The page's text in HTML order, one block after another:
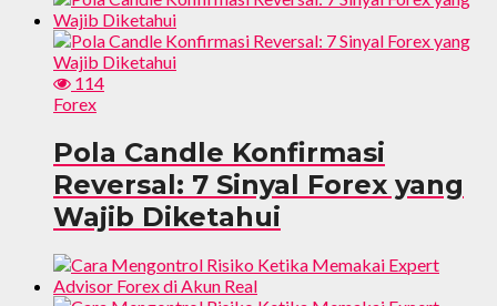
114
Forex
Pola Candle Konfirmasi
Reversal: 7 Sinyal Forex yang
Wajib Diketahui